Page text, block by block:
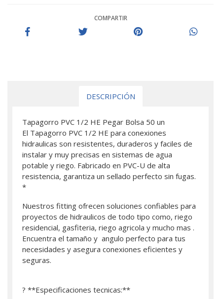
COMPARTIR
DESCRIPCIÓN
Tapagorro PVC 1/2 HE Pegar Bolsa 50 un
El Tapagorro PVC 1/2 HE para conexiones
hidraulicas son resistentes, duraderos y faciles de
instalar y muy precisas en sistemas de agua
potable y riego. Fabricado en PVC-U de alta
resistencia, garantiza un sellado perfecto sin fugas.
*
Nuestros fitting ofrecen soluciones confiables para
proyectos de hidraulicos de todo tipo como, riego
residencial, gasfiteria, riego agricola y mucho mas .
Encuentra el tamaño y angulo perfecto para tus
necesidades y asegura conexiones eficientes y
seguras.
? **Especificaciones tecnicas:**